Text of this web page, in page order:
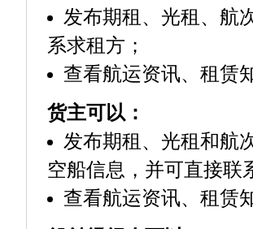
发布期租、光租、航
系求租方；
查看航运资讯、租赁
货主可以：
发布期租、光租和航
空船信息，并可直接联
查看航运资讯、租赁